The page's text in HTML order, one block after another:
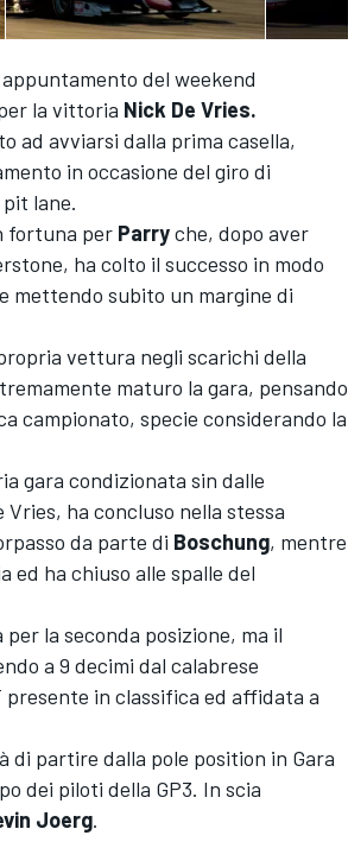
del weekend
la vittoria Nick De Vries.
ad avviarsi dalla prima casella,
in occasione del giro di
lane.
fortuna per Parryche, dopo aver
ha colto il successo in modo
mettendo subito un margine di
vettura negli scarichi della
maturo la gara, pensando
campionato, specie considerando la
gara condizionata sin dalle
ha concluso nella stessa
da parte di Boschung, mentre
ed ha chiuso alle spalle del
la seconda posizione, ma il
a 9 decimi dal calabrese
presente in classifica ed affidata a
di partire dalla pole position in Gara
dei piloti della GP3. In scia
Joerg.